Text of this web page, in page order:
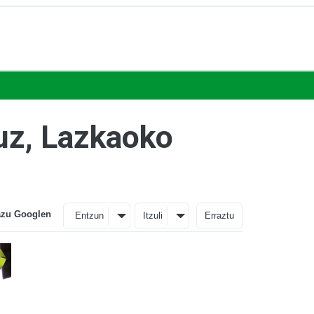
Lazkaoko
Googlen Entzun Itzuli Erraztu